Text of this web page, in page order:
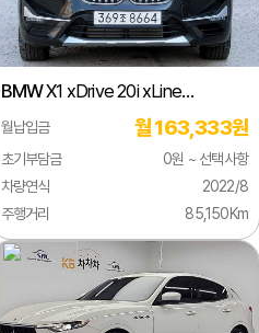
올즈모빌
이네오스
이베코
이스즈
인피니티
재규어
지리
지프
BMWX1 xDrive 20i xLine
스페셜에디션
월납입금 월 163,333원
초기부담금
0원 ~ 선택사항
차량연식
2022/8
주행거리
85,150Km